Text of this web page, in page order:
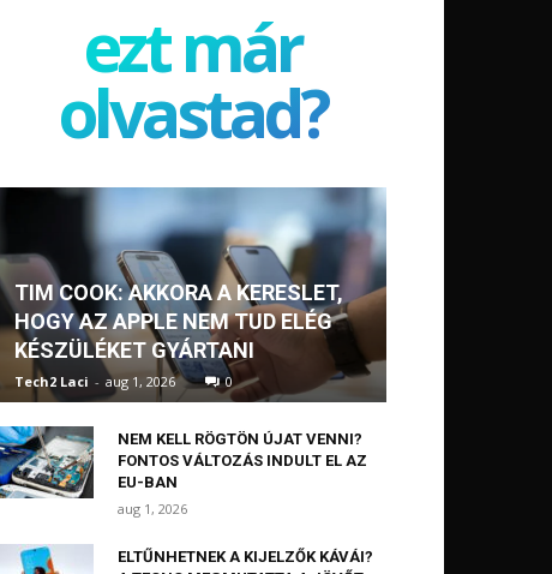
ezt már
olvastad?
TIM COOK: AKKORA A KERESLET,
HOGY AZ APPLE NEM TUD ELÉG
KÉSZÜLÉKET GYÁRTANI
Tech2 Laci - aug 1, 2026 0
NEM KELL RÖGTÖN ÚJAT VENNI?
FONTOS VÁLTOZÁS INDULT EL AZ
EU-BAN
aug 1, 2026
ELTŰNHETNEK A KIJELZŐK KÁVÁI?